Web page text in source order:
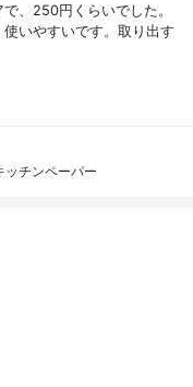
、250円くらいでした。
いやすいです。取り出す
ッチンペーパー